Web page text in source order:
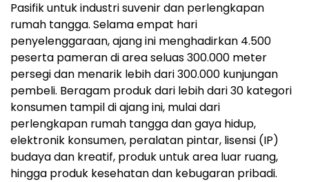
Pasifik untuk industri suvenir dan perlengkapan
rumah tangga. Selama empat hari
penyelenggaraan, ajang ini menghadirkan 4.500
peserta pameran di area seluas 300.000 meter
persegi dan menarik lebih dari 300.000 kunjungan
pembeli. Beragam produk dari lebih dari 30 kategori
konsumen tampil di ajang ini, mulai dari
perlengkapan rumah tangga dan gaya hidup,
elektronik konsumen, peralatan pintar, lisensi (IP)
budaya dan kreatif, produk untuk area luar ruang,
hingga produk kesehatan dan kebugaran pribadi.